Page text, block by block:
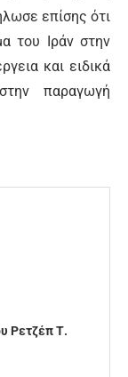
επίσης ότι
του Ιράν στην
και ειδικά
παραγωγή
Ρετζέπ Τ.